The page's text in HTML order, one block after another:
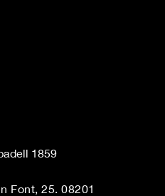
1859
Font, 25. 08201